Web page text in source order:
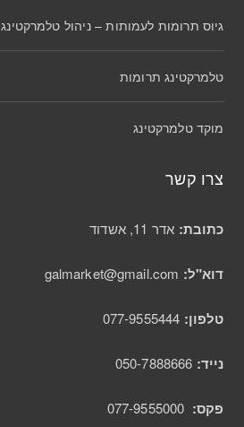
גיוס תרומות לעמותות – ניהול טלמרקטינג
טלמרקטינג תרומות
מוקד טלמרקטינג
צרו קשר
כתובת: אדר 11, אשדוד
דוא"ל:
טלפון:
נייד:
פקס: